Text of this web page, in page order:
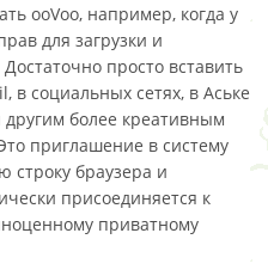
ooVoo, например, когда у
для загрузки и
просто вставить
в социальных сетях, в Аське
более креативным
приглашение в систему
строку браузера и
присоединяется к
приватному